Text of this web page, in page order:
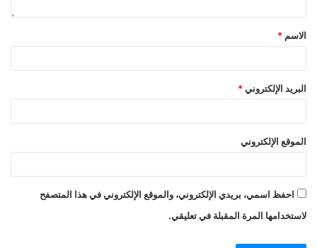
الاسم *
البريد الإلكتروني *
الموقع الإلكتروني
احفظ اسمي، بريدي الإلكتروني، والموقع الإلكتروني في هذا المتصفح
لاستخدامها المرة المقبلة في تعليقي.